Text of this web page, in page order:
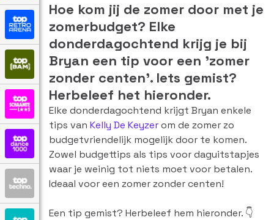
Hoe kom jij de zomer door met je
zomerbudget? Elke
donderdagochtend krijg je bij
Bryan een tip voor een 'zomer
zonder centen'. Iets gemist?
Herbeleef het hieronder.
Elke donderdagochtend krijgt Bryan enkele
tips van Kelly De Keyzerom de zomer zo
budgetvriendelijk mogelijk door te komen.
Zowel budgettips als tips voor daguitstapjes
waar je weinig tot niets moet voor betalen.
Ideaal voor een zomer zonder centen!
Een tip gemist? Herbeleef hem hieronder. 👇